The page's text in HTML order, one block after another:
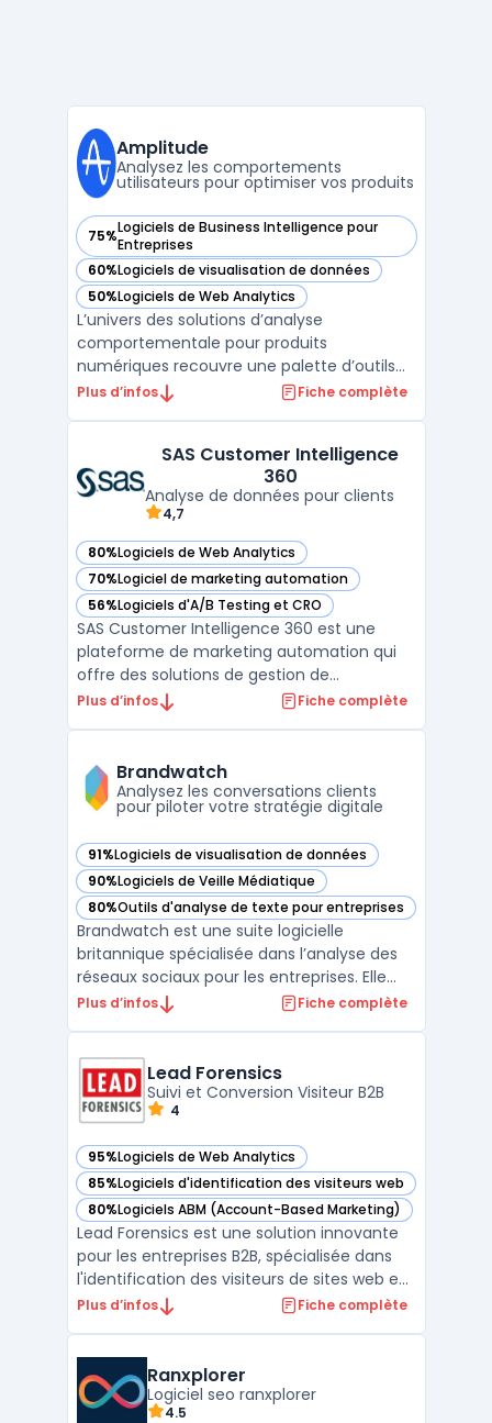
Amplitude
Analysez les comportements
utilisateurs pour optimiser vos produits
75%Logiciels de Business Intelligence pour
Entreprises
— voir Amplitude dans cette catégorie
60%Logiciels de visualisation de données
— voir Amplitude dans cette catégorie
50%Logiciels de Web Analytics
— voir Amplitude dans cette catégorie
L’univers des solutions d’analyse
comportementale pour produits
numériques recouvre une palette d’outils
variés, à l’image d’Amplitude, plateforme de
Amplitude vise les enjeux des équipes
growth, produit, data ...
Plus d’infos Fiche complète
SAS Customer Intelligence
360
Analyse de données pour clients
4,7
80%Logiciels de Web Analytics
— voir SAS Customer Intelligence 360 dans cette catégorie
70%Logiciel de marketing automation
— voir SAS Customer Intelligence 360 dans cette catégorie
56%Logiciels d'A/B Testing et CRO
— voir SAS Customer Intelligence 360 dans cette catégorie
SAS Customer Intelligence 360 est une
plateforme de marketing automation qui
offre des solutions de gestion de
campagnes marketing multicanal, de
Grâce à l'intégration de données en temps
réel et de l'analytique avanc ...
Plus d’infos Fiche complète
Brandwatch
Analysez les conversations clients
pour piloter votre stratégie digitale
91%Logiciels de visualisation de données
— voir Brandwatch dans cette catégorie
90%Logiciels de Veille Médiatique
— voir Brandwatch dans cette catégorie
80%Outils d'analyse de texte pour entreprises
— voir Brandwatch dans cette catégorie
Brandwatch est une suite logicielle
britannique spécialisée dans l’analyse des
réseaux sociaux pour les entreprises. Elle
permet la collecte, l’analyse et l’utilisation
organisations gérant de grands volumes de
mentions sur le ...
Plus d’infos Fiche complète
Lead Forensics
Suivi et Conversion Visiteur B2B
4
95%Logiciels de Web Analytics
— voir Lead Forensics dans cette catégorie
85%Logiciels d'identification des visiteurs web
— voir Lead Forensics dans cette catégorie
80%Logiciels ABM (Account-Based Marketing)
— voir Lead Forensics dans cette catégorie
Lead Forensics est une solution innovante
pour les entreprises B2B, spécialisée dans
l'identification des visiteurs de sites web en
temps réel. Ce logiciel offre une vue
opportunités commerciales concrètes.
Avec une inté ...
Plus d’infos Fiche complète
Ranxplorer
Logiciel seo ranxplorer
4.5